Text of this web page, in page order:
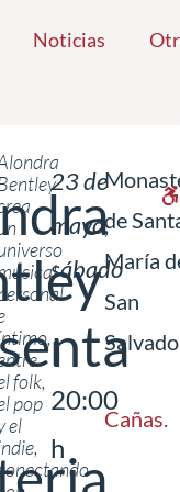
Noticias
folk,
pop
el
23 de
mayo,
sábado
|
20:00
h
de
María
San
Cañas.